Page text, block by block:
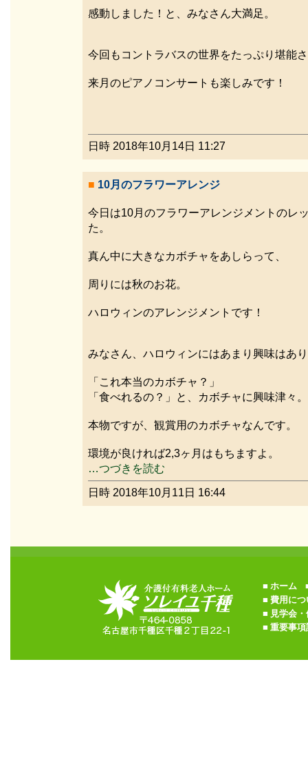
感動しました！と、みなさん大満足。
今回もコントラバスの世界をたっぷり堪能
来月のピアノコンサートも楽しみです！
日時 2018年10月14日 11:27
■ 10月のフラワーアレンジ
今日は10月のフラワーアレンジメントのレ
た。
真ん中に大きなカボチャをあしらって、
周りには秋のお花。
ハロウィンのアレンジメントです！
みなさん、ハロウィンにはあまり興味はあ
「これ本当のカボチャ？」
「食べれるの？」と、カボチャに興味津々。
本物ですが、観賞用のカボチャなんです。
環境が良ければ2,3ヶ月はもちますよ。
…つづきを読む
日時 2018年10月11日 16:44
■ ホーム
■ 費用につ
■ 見学会
■ 重要事項